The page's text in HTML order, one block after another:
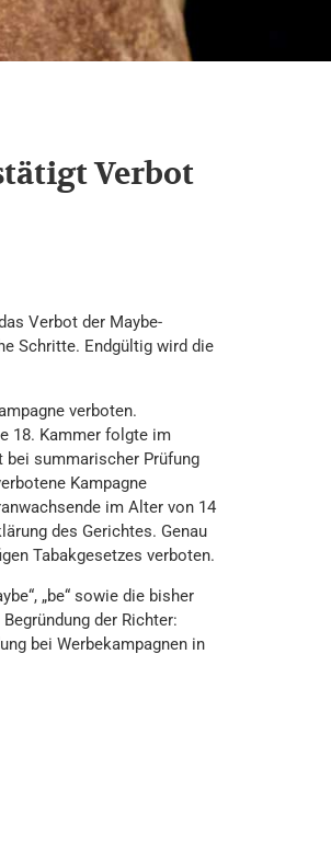
Verbot
Verbot der Maybe-
Schritte. Endgültig wird die
verboten.
18. Kammer folgte im
bei summarischer Prüfung
Kampagne
im Alter von 14
des Gerichtes. Genau
Tabakgesetzes verboten.
„be“ sowie die bisher
der Richter:
bei Werbekampagnen in